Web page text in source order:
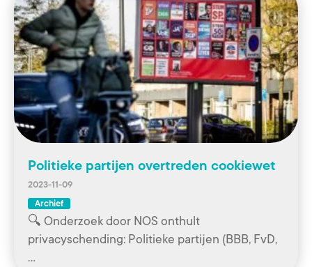
Politieke partijen overtreden cookiewet
2023-11-09
Archief
🔍 Onderzoek door NOS onthult
privacyschending: Politieke partijen (BBB, FvD,
…